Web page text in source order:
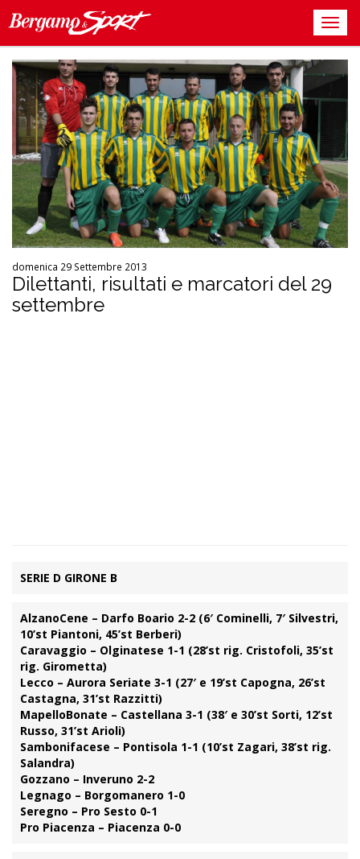
domenica 29 Settembre 2013
Dilettanti, risultati e marcatori del 29
settembre
SERIE D GIRONE B
AlzanoCene – Darfo Boario 2-2 (6′ Cominelli, 7′ Silvestri,
10’st Piantoni, 45’st Berberi)
Caravaggio – Olginatese 1-1 (28’st rig. Cristofoli, 35’st
rig. Girometta)
Lecco – Aurora Seriate 3-1 (27′ e 19’st Capogna, 26’st
Castagna, 31’st Razzitti)
MapelloBonate – Castellana 3-1 (38′ e 30’st Sorti, 12’st
Russo, 31’st Arioli)
Sambonifacese – Pontisola 1-1 (10’st Zagari, 38’st rig.
Salandra)
Gozzano – Inveruno 2-2
Legnago – Borgomanero 1-0
Seregno – Pro Sesto 0-1
Pro Piacenza – Piacenza 0-0